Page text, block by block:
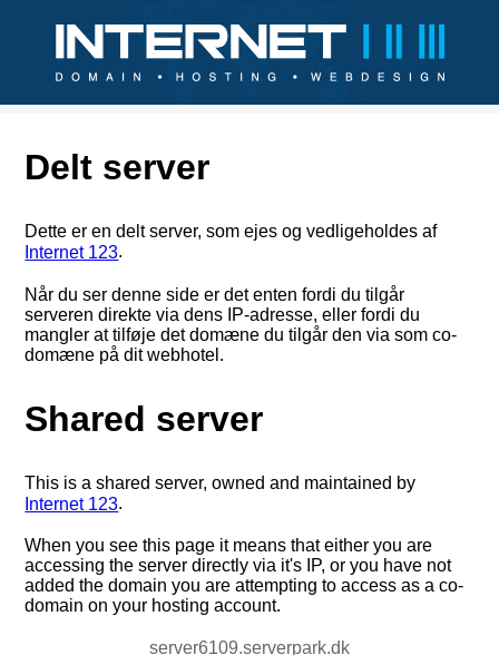
Delt server
Dette er en delt server, som ejes og vedligeholdes af
Internet 123.
Når du ser denne side er det enten fordi du tilgår
serveren direkte via dens IP-adresse, eller fordi du
mangler at tilføje det domæne du tilgår den via som co-
domæne på dit webhotel.
Shared server
This is a shared server, owned and maintained by
Internet 123.
When you see this page it means that either you are
accessing the server directly via it's IP, or you have not
added the domain you are attempting to access as a co-
domain on your hosting account.
server6109.serverpark.dk